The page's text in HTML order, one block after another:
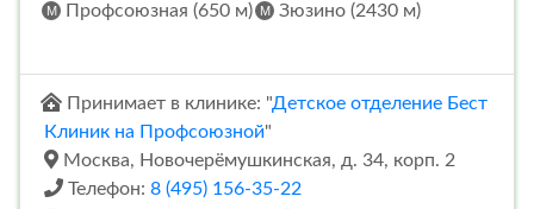
Профсоюзная (650 м)
Зюзино (2430 м)
Принимает в клинике: "Детское отделение Бест
Клиник на Профсоюзной"
Москва, Новочерёмушкинская, д. 34, корп. 2
Телефон: 8 (495) 156-35-22